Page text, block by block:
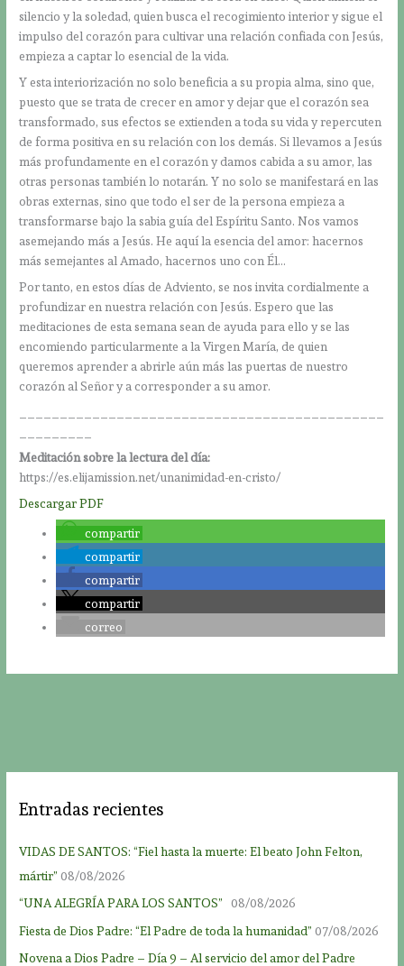
silencio y la soledad, quien busca el recogimiento interior y sigue el
impulso del corazón para cultivar una relación confiada con Jesús,
empieza a captar lo esencial de la vida.
Y esta interiorización no solo beneficia a su propia alma, sino que,
puesto que se trata de crecer en amor y dejar que el corazón sea
transformado, sus efectos se extienden a toda su vida y repercuten
de forma positiva en su relación con los demás. Si llevamos a Jesús
más profundamente en el corazón y damos cabida a su amor, las
otras personas también lo notarán. Y no solo se manifestará en las
obras externas, sino que todo el ser de la persona empieza a
transformarse bajo la sabia guía del Espíritu Santo. Nos vamos
asemejando más a Jesús. He aquí la esencia del amor: hacernos
más semejantes al Amado, hacernos uno con Él…
Por tanto, en estos días de Adviento, se nos invita cordialmente a
profundizar en nuestra relación con Jesús. Espero que las
meditaciones de esta semana sean de ayuda para ello y se las
encomiendo particularmente a la Virgen María, de quien
queremos aprender a abrirle aún más las puertas de nuestro
corazón al Señor y a corresponder a su amor.
Meditación sobre la lectura del día:
https://es.elijamission.net/unanimidad-en-cristo/
Descargar PDF
compartir
compartir
compartir
compartir
correo
Entradas recientes
VIDAS DE SANTOS: “Fiel hasta la muerte: El beato John Felton,
mártir” 08/08/2026
“UNA ALEGRÍA PARA LOS SANTOS”
08/08/2026
Fiesta de Dios Padre: “El Padre de toda la humanidad” 07/08/2026
Novena a Dios Padre – Día 9 – Al servicio del amor del Padre